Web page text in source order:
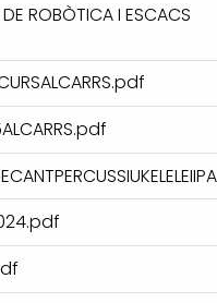
DE ROBÒTICA I ESCACS